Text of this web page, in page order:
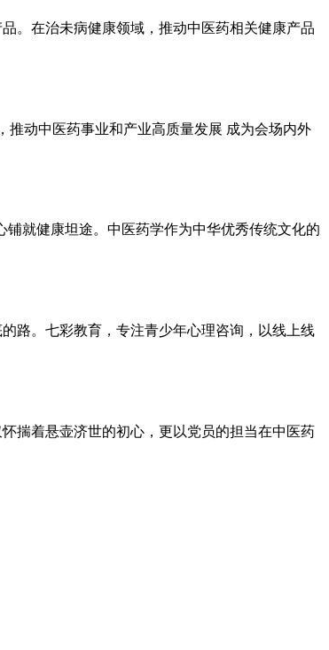
。在治未病健康领域，推动中医药相关健康产品
推动中医药事业和产业高质量发展 成为会场内外
铺就健康坦途。中医药学作为中华优秀传统文化的
路。七彩教育，专注青少年心理咨询，以线上线
揣着悬壶济世的初心，更以党员的担当在中医药